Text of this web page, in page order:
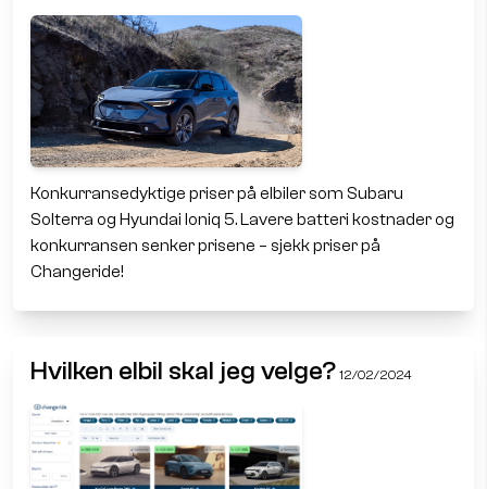
Konkurransedyktige priser på elbiler som Subaru
Solterra og Hyundai Ioniq 5. Lavere batteri kostnader og
konkurransen senker prisene – sjekk priser på
Changeride!
Hvilken elbil skal jeg velge? 12/02/2024